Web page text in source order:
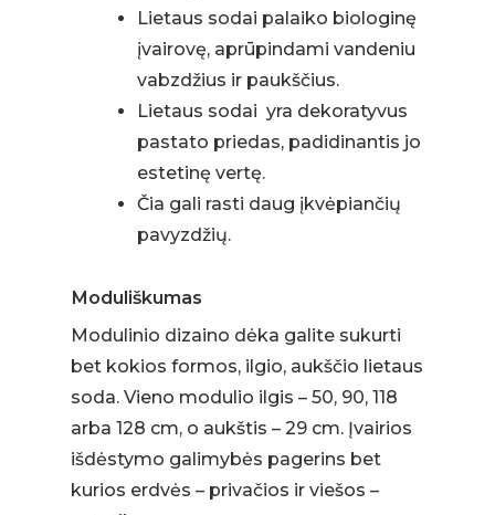
Lietaus sodai palaiko biologinę
įvairovę, aprūpindami vandeniu
vabzdžius ir paukščius.
Lietaus sodai yra dekoratyvus
pastato priedas, padidinantis jo
estetinę vertę.
Čia gali rasti daug įkvėpiančių
pavyzdžių.
Moduliškumas
Modulinio dizaino dėka galite sukurti
bet kokios formos, ilgio, aukščio lietaus
soda. Vieno modulio ilgis – 50, 90, 118
arba 128 cm, o aukštis – 29 cm. Įvairios
išdėstymo galimybės pagerins bet
kurios erdvės – privačios ir viešos –